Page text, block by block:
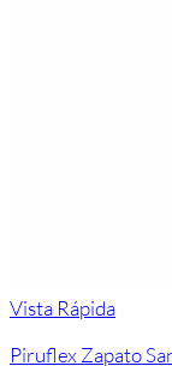
Vista Rápida
Piruflex Zapato